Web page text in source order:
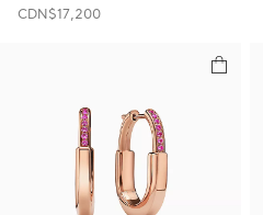
CDN$17,200